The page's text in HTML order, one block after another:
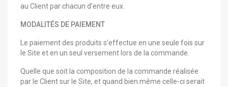
au Client par chacun d’entre eux.
MODALITÉS DE PAIEMENT
Le paiement des produits s’effectue en une seule fois sur
le Site et en un seul versement lors de la commande.
Quelle que soit la composition de la commande réalisée
par le Client sur le Site, et quand bien même celle-ci serait